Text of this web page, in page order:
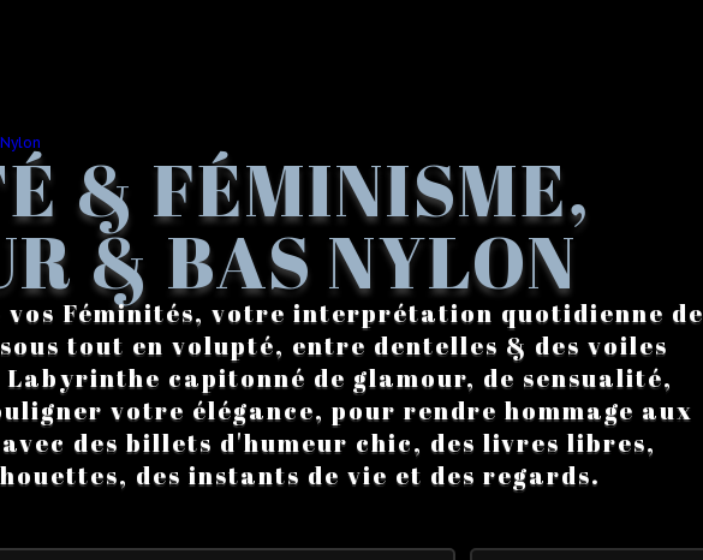
& FÉMINISME,
& BAS NYLON
vos Féminités, votre interprétation quotidienne de
tout en volupté, entre dentelles & des voiles
Labyrinthe capitonné de glamour, de sensualité,
votre élégance, pour rendre hommage aux
des billets d'humeur chic, des livres libres,
des instants de vie et des regards.